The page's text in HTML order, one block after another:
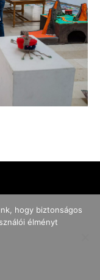
hogy biztonságos
élményt